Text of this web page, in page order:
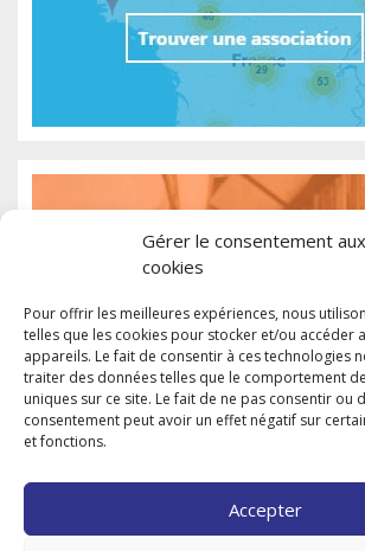
Gérer le consentement aux
cookies
Pour offrir les meilleures expériences, nous
telles que les cookies pour stocker et/ou accéder
appareils. Le fait de consentir à ces technologies
traiter des données telles que le comportement
uniques sur ce site. Le fait de ne pas consentir ou
consentement peut avoir un effet négatif sur
et fonctions.
Accepter